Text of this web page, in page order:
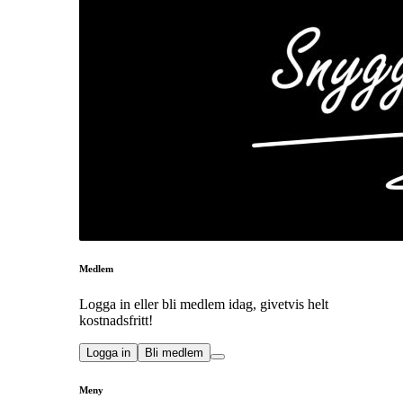
Medlem
Logga in eller bli medlem idag, givetvis helt
kostnadsfritt!
Logga in Bli medlem
Meny